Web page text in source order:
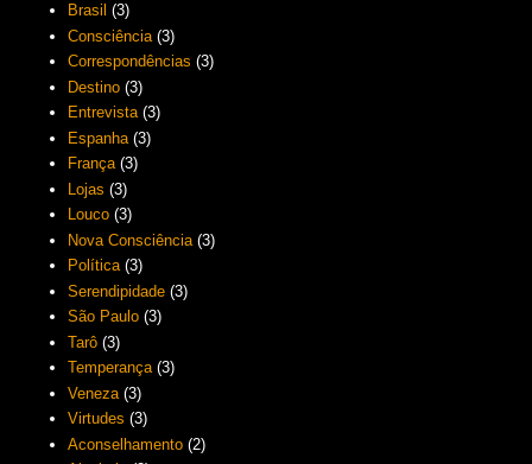
Brasil (3)
Consciência (3)
Correspondências (3)
Destino (3)
Entrevista (3)
Espanha (3)
França (3)
Lojas (3)
Louco (3)
Nova Consciência (3)
Política (3)
Serendipidade (3)
São Paulo (3)
Tarô (3)
Temperança (3)
Veneza (3)
Virtudes (3)
Aconselhamento (2)